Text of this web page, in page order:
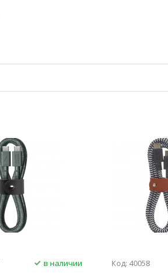
в наличии
Код: 40058